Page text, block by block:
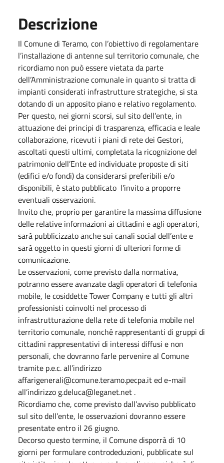
Descrizione
Il Comune di Teramo, con l’obiettivo di regolamentare
l’installazione di antenne sul territorio comunale, che
ricordiamo non può essere vietata da parte
dell’Amministrazione comunale in quanto si tratta di
impianti considerati infrastrutture strategiche, si sta
dotando di un apposito piano e relativo regolamento.
Per questo, nei giorni scorsi, sul sito dell’ente, in
attuazione dei principi di trasparenza, efficacia e leale
collaborazione, ricevuti i piani di rete dei Gestori,
ascoltati questi ultimi, completata la ricognizione del
patrimonio dell’Ente ed individuate proposte di siti
(edifici e/o fondi) da considerarsi preferibili e/o
disponibili, è stato pubblicato l'invito a proporre
eventuali osservazioni.
Invito che, proprio per garantire la massima diffusione
delle relative informazioni ai cittadini e agli operatori,
sarà pubblicizzato anche sui canali social dell’ente e
sarà oggetto in questi giorni di ulteriori forme di
comunicazione.
Le osservazioni, come previsto dalla normativa,
potranno essere avanzate dagli operatori di telefonia
mobile, le cosiddette Tower Company e tutti gli altri
professionisti coinvolti nel processo di
infrastrutturazione della rete di telefonia mobile nel
territorio comunale, nonché rappresentanti di gruppi di
cittadini rappresentativi di interessi diffusi e non
personali, che dovranno farle pervenire al Comune
tramite p.e.c. all’indirizzo
affarigenerali@comune.teramo.pecpa.it ed e-mail
all’indirizzo g.deluca@leganet.net .
Ricordiamo che, come previsto dall’avviso pubblicato
sul sito dell’ente, le osservazioni dovranno essere
presentate entro il 26 giugno.
Decorso questo termine, il Comune disporrà di 10
giorni per formulare controdeduzioni, pubblicate sul